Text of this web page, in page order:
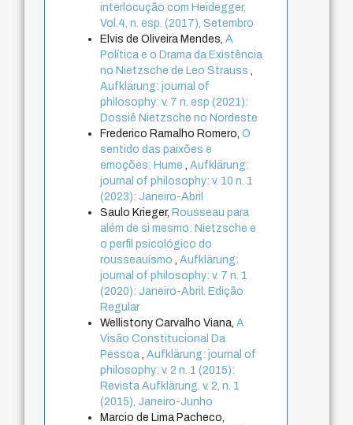
interlocução com Heidegger,
Vol.4, n. esp. (2017), Setembro
Elvis de Oliveira Mendes,A
Política e o Drama da Existência
no Nietzsche de Leo Strauss,
Aufklärung: journal of
philosophy: v. 7 n. esp (2021):
Dossiê Nietzsche no Nordeste
Frederico Ramalho Romero,O
sentido das paixões e
emoções: Hume,Aufklärung:
journal of philosophy: v. 10 n. 1
(2023): Janeiro-Abril
Saulo Krieger, Rousseau para
além de si mesmo: Nietzsche e
o perfil psicológico do
rousseauísmo,Aufklärung:
journal of philosophy: v. 7 n. 1
(2020): Janeiro-Abril. Edição
Regular
Wellistony Carvalho Viana,A
Visão Constitucional Da
Pessoa,Aufklärung: journal of
philosophy: v. 2 n. 1 (2015):
Revista Aufklärung. v. 2, n. 1
(2015), Janeiro-Junho
Marcio de Lima Pacheco,